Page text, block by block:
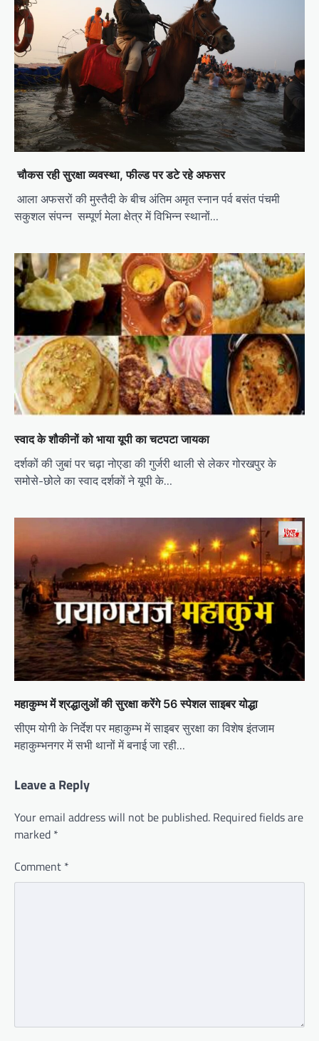
चौकस रही सुरक्षा व्यवस्था, फील्ड पर डटे रहे अफसर
आला अफसरों की मुस्तैदी के बीच अंतिम अमृत स्नान पर्व बसंत पंचमी
सकुशल संपन्न सम्पूर्ण मेला क्षेत्र में विभिन्न स्थानों…
स्वाद के शौकीनों को भाया यूपी का चटपटा जायका
दर्शकों की जुबां पर चढ़ा नोएडा की गुर्जरी थाली से लेकर गोरखपुर के
समोसे-छोले का स्वाद दर्शकों ने यूपी के…
महाकुम्भ में श्रद्धालुओं की सुरक्षा करेंगे 56 स्पेशल साइबर योद्धा
सीएम योगी के निर्देश पर महाकुम्भ में साइबर सुरक्षा का विशेष इंतजाम
महाकुम्भनगर में सभी थानों में बनाई जा रही…
Leave a Reply
Your email address will not be published. Required fields are
marked *
Comment *